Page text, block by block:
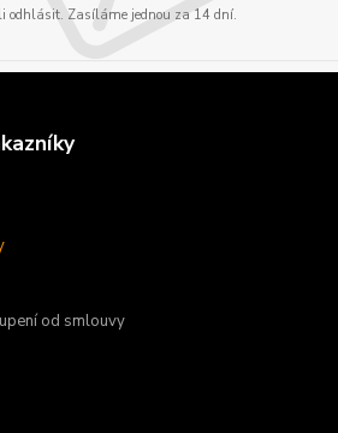
odhlásit. Zasíláme jednou za 14 dní.
od smlouvy